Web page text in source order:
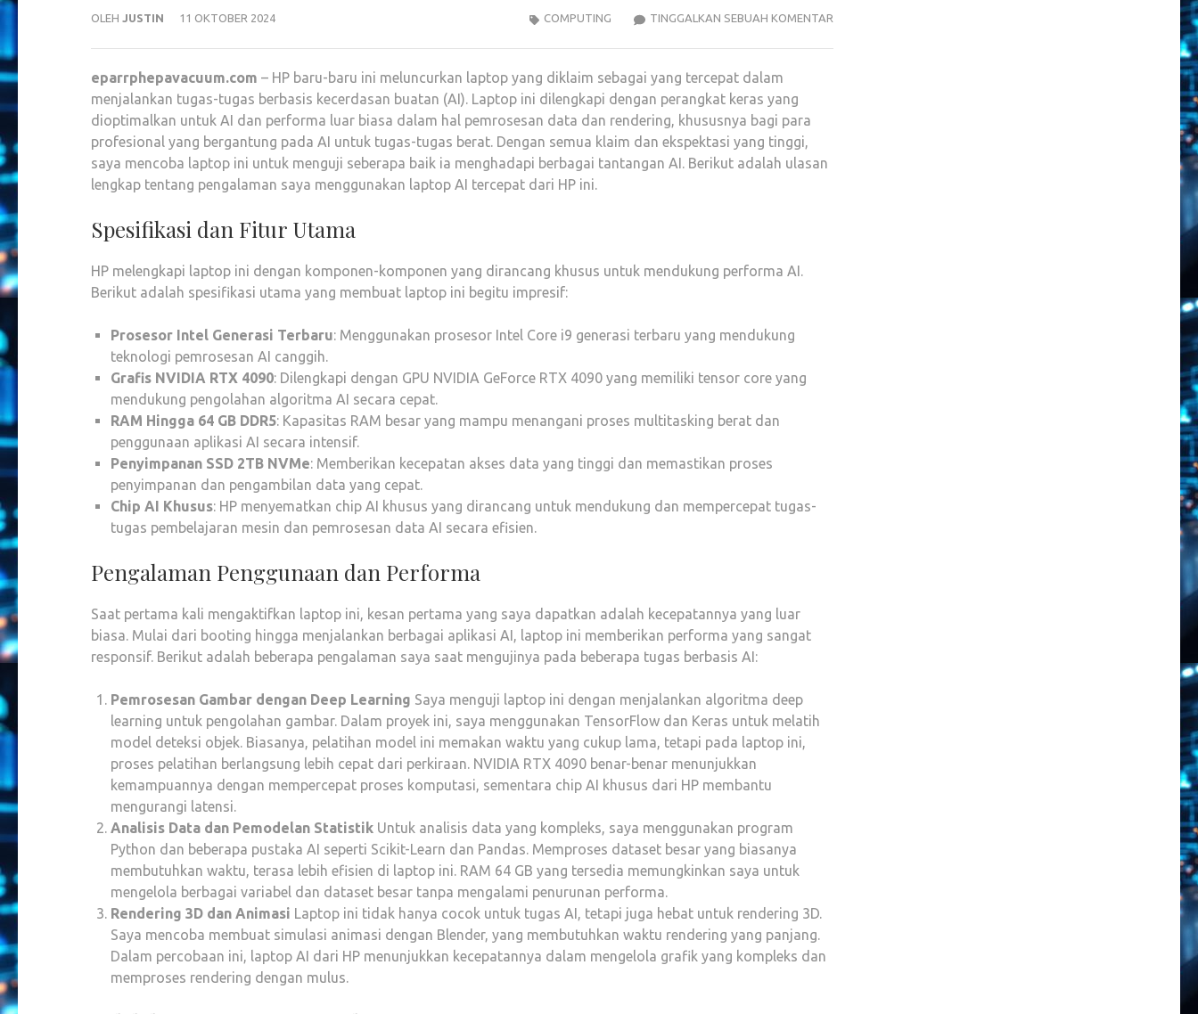
OLEH JUSTIN 11 OKTOBER 2024 TINGGALKAN SEBUAH KOMENTARHP
COMPUTING
eparrphepavacuum.com – HP baru-baru ini meluncurkan laptop yang diklaim sebagai yang tercepat dalam
menjalankan tugas-tugas berbasis kecerdasan buatan (AI). Laptop ini dilengkapi dengan perangkat keras yang
dioptimalkan untuk AI dan performa luar biasa dalam hal pemrosesan data dan rendering, khususnya bagi para
profesional yang bergantung pada AI untuk tugas-tugas berat. Dengan semua klaim dan ekspektasi yang tinggi,
saya mencoba laptop ini untuk menguji seberapa baik ia menghadapi berbagai tantangan AI. Berikut adalah ulasan
lengkap tentang pengalaman saya menggunakan laptop AI tercepat dari HP ini.
Spesifikasi dan Fitur Utama
HP melengkapi laptop ini dengan komponen-komponen yang dirancang khusus untuk mendukung performa AI.
Berikut adalah spesifikasi utama yang membuat laptop ini begitu impresif:
Prosesor Intel Generasi Terbaru: Menggunakan prosesor Intel Core i9 generasi terbaru yang mendukung
teknologi pemrosesan AI canggih.
Grafis NVIDIA RTX 4090: Dilengkapi dengan GPU NVIDIA GeForce RTX 4090 yang memiliki tensor core yang
mendukung pengolahan algoritma AI secara cepat.
RAM Hingga 64 GB DDR5: Kapasitas RAM besar yang mampu menangani proses multitasking berat dan
penggunaan aplikasi AI secara intensif.
Penyimpanan SSD 2TB NVMe: Memberikan kecepatan akses data yang tinggi dan memastikan proses
penyimpanan dan pengambilan data yang cepat.
Chip AI Khusus: HP menyematkan chip AI khusus yang dirancang untuk mendukung dan mempercepat tugas-
tugas pembelajaran mesin dan pemrosesan data AI secara efisien.
Pengalaman Penggunaan dan Performa
Saat pertama kali mengaktifkan laptop ini, kesan pertama yang saya dapatkan adalah kecepatannya yang luar
biasa. Mulai dari booting hingga menjalankan berbagai aplikasi AI, laptop ini memberikan performa yang sangat
responsif. Berikut adalah beberapa pengalaman saya saat mengujinya pada beberapa tugas berbasis AI:
Pemrosesan Gambar dengan Deep Learning Saya menguji laptop ini dengan menjalankan algoritma deep
learning untuk pengolahan gambar. Dalam proyek ini, saya menggunakan TensorFlow dan Keras untuk melatih
model deteksi objek. Biasanya, pelatihan model ini memakan waktu yang cukup lama, tetapi pada laptop ini,
proses pelatihan berlangsung lebih cepat dari perkiraan. NVIDIA RTX 4090 benar-benar menunjukkan
kemampuannya dengan mempercepat proses komputasi, sementara chip AI khusus dari HP membantu
mengurangi latensi.
Analisis Data dan Pemodelan Statistik Untuk analisis data yang kompleks, saya menggunakan program
Python dan beberapa pustaka AI seperti Scikit-Learn dan Pandas. Memproses dataset besar yang biasanya
membutuhkan waktu, terasa lebih efisien di laptop ini. RAM 64 GB yang tersedia memungkinkan saya untuk
mengelola berbagai variabel dan dataset besar tanpa mengalami penurunan performa.
Rendering 3D dan Animasi Laptop ini tidak hanya cocok untuk tugas AI, tetapi juga hebat untuk rendering 3D.
Saya mencoba membuat simulasi animasi dengan Blender, yang membutuhkan waktu rendering yang panjang.
Dalam percobaan ini, laptop AI dari HP menunjukkan kecepatannya dalam mengelola grafik yang kompleks dan
memproses rendering dengan mulus.